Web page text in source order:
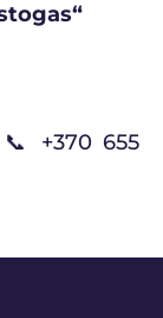
📞 +370 655